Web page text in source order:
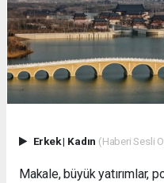
Erkek| Kadın (Haberi Sesli
Makale, büyük yatırımlar,